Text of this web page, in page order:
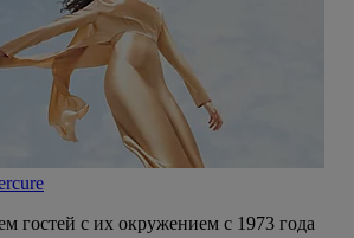
гостей с их окружением с 1973 года